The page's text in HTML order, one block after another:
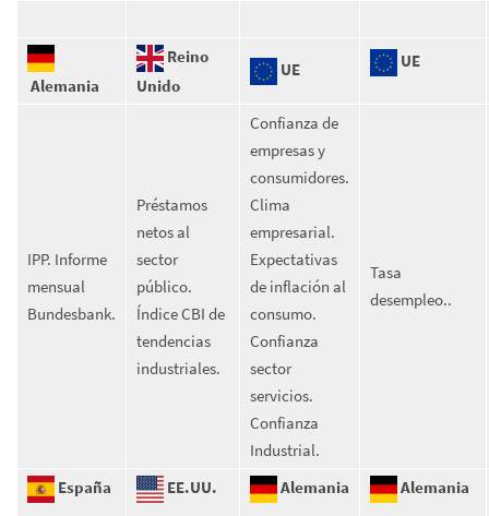
Alemania
Reino
Unido
UE UE
IPP. Informe
mensual
Bundesbank.
Préstamos
netos al
sector
público.
Índice CBI de
tendencias
industriales.
Confianza de
empresas y
consumidores.
Clima
empresarial.
Expectativas
de inflación al
consumo.
Confianza
sector
servicios.
Confianza
Industrial.
Tasa
desempleo..
España EE.UU. Alemania Alemania